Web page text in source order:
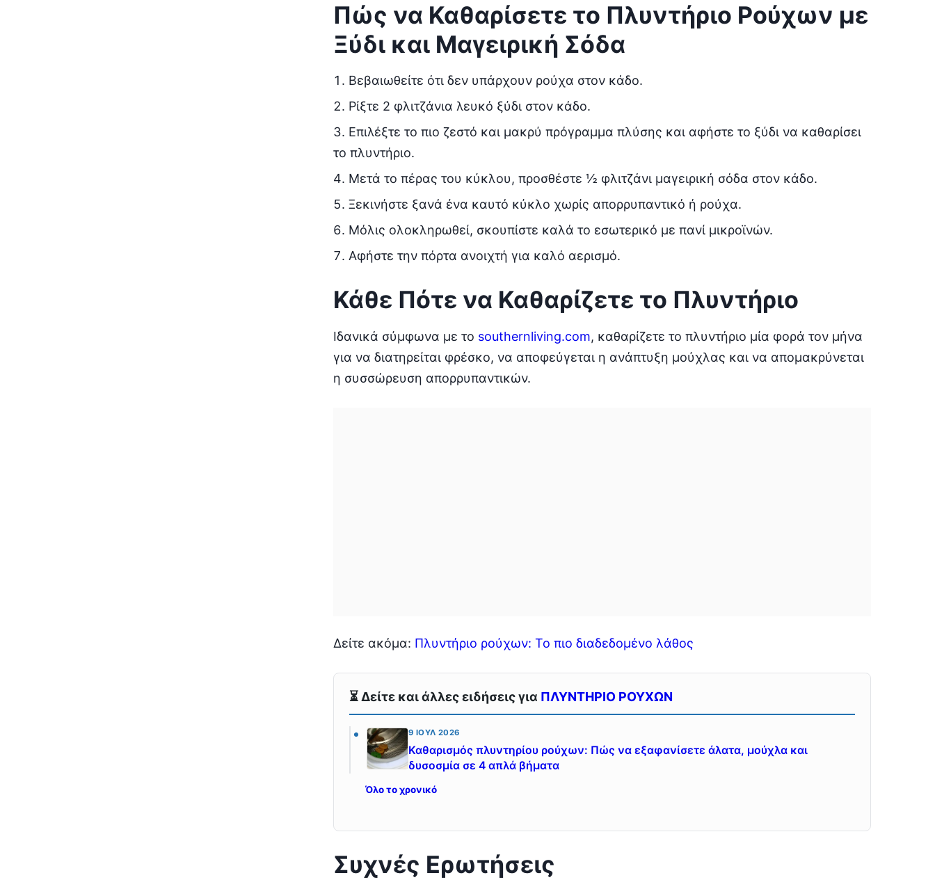
Πώς να Καθαρίσετε το Πλυντήριο Ρούχων με
Ξύδι και Μαγειρική Σόδα
Βεβαιωθείτε ότι δεν υπάρχουν ρούχα στον κάδο.
Ρίξτε 2 φλιτζάνια λευκό ξύδι στον κάδο.
Επιλέξτε το πιο ζεστό και μακρύ πρόγραμμα πλύσης και αφήστε το ξύδι να καθαρίσει
το πλυντήριο.
Μετά το πέρας του κύκλου, προσθέστε ½ φλιτζάνι μαγειρική σόδα στον κάδο.
Ξεκινήστε ξανά ένα καυτό κύκλο χωρίς απορρυπαντικό ή ρούχα.
Μόλις ολοκληρωθεί, σκουπίστε καλά το εσωτερικό με πανί μικροϊνών.
Αφήστε την πόρτα ανοιχτή για καλό αερισμό.
Κάθε Πότε να Καθαρίζετε το Πλυντήριο
Ιδανικά σύμφωνα με το southernliving.com, καθαρίζετε το πλυντήριο μία φορά τον μήνα
για να διατηρείται φρέσκο, να αποφεύγεται η ανάπτυξη μούχλας και να απομακρύνεται
η συσσώρευση απορρυπαντικών.
Δείτε ακόμα: Πλυντήριο ρούχων: Το πιο διαδεδομένο λάθος
⏳ Δείτε και άλλες ειδήσεις για ΠΛΥΝΤΗΡΙΟ ΡΟΥΧΩΝ
9 ΙΟΎΛ 2026
Καθαρισμός πλυντηρίου ρούχων: Πώς να εξαφανίσετε άλατα, μούχλα και
δυσοσμία σε 4 απλά βήματα
Όλο το χρονικό
Συχνές Ερωτήσεις